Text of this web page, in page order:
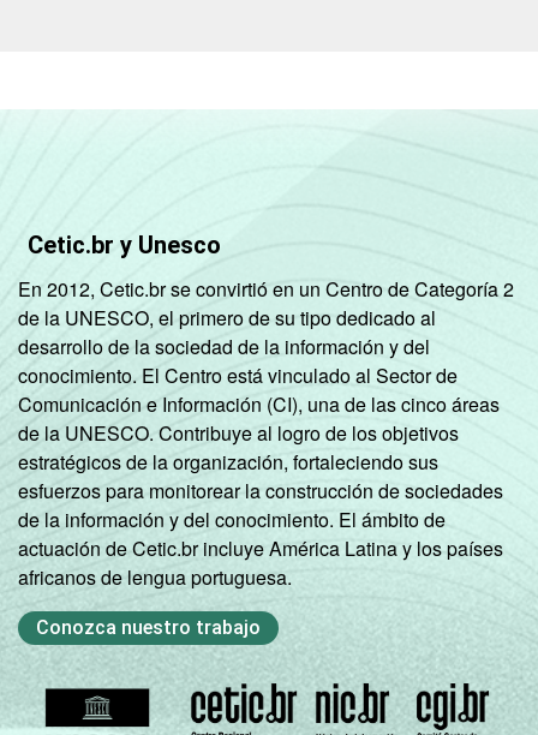
Cetic.br y Unesco
En 2012, Cetic.br se convirtió en un Centro de Categoría 2
de la UNESCO, el primero de su tipo dedicado al
desarrollo de la sociedad de la información y del
conocimiento. El Centro está vinculado al Sector de
Comunicación e Información (CI), una de las cinco áreas
de la UNESCO. Contribuye al logro de los objetivos
estratégicos de la organización, fortaleciendo sus
esfuerzos para monitorear la construcción de sociedades
de la información y del conocimiento. El ámbito de
actuación de Cetic.br incluye América Latina y los países
africanos de lengua portuguesa.
Conozca nuestro trabajo